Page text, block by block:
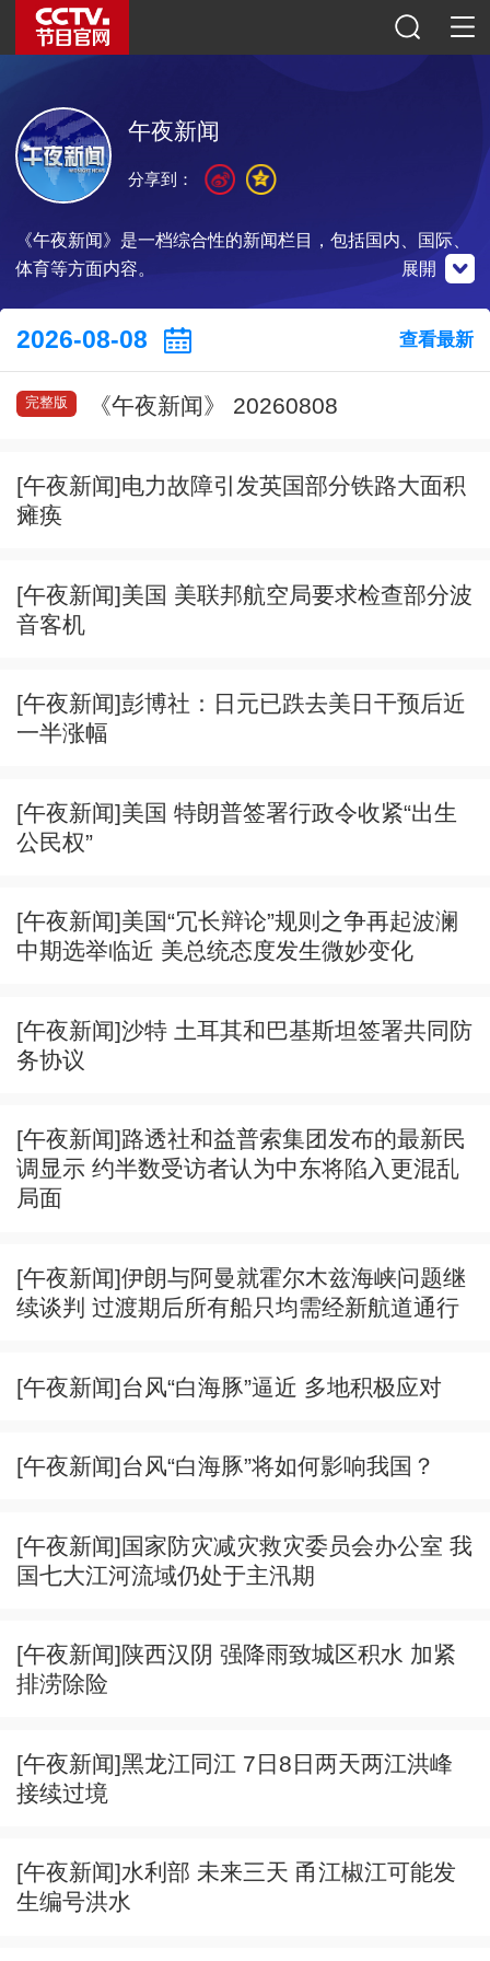
午夜新闻
《午夜新闻》是一档综合性的新闻栏目，包括国内、国际、
体育等方面内容。
央視新聞
掃一掃下載 掃一掃關注
微信公眾號
掃一掃關注
展開
分享到：
2026-08-08 查看最新
完整版 《午夜新闻》 20260808
[午夜新闻]电力故障引发英国部分铁路大面积
瘫痪
[午夜新闻]美国 美联邦航空局要求检查部分波
音客机
[午夜新闻]彭博社：日元已跌去美日干预后近
一半涨幅
[午夜新闻]美国 特朗普签署行政令收紧“出生
公民权”
[午夜新闻]美国“冗长辩论”规则之争再起波澜
中期选举临近 美总统态度发生微妙变化
[午夜新闻]沙特 土耳其和巴基斯坦签署共同防
务协议
[午夜新闻]路透社和益普索集团发布的最新民
调显示 约半数受访者认为中东将陷入更混乱
局面
[午夜新闻]伊朗与阿曼就霍尔木兹海峡问题继
续谈判 过渡期后所有船只均需经新航道通行
[午夜新闻]台风“白海豚”逼近 多地积极应对
[午夜新闻]台风“白海豚”将如何影响我国？
[午夜新闻]国家防灾减灾救灾委员会办公室 我
国七大江河流域仍处于主汛期
[午夜新闻]陕西汉阴 强降雨致城区积水 加紧
排涝除险
[午夜新闻]黑龙江同江 7日8日两天两江洪峰
接续过境
[午夜新闻]水利部 未来三天 甬江椒江可能发
生编号洪水